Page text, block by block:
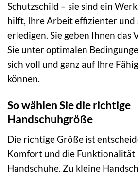
Schutzschild – sie sind ein
hilft, Ihre Arbeit effizienter und
erledigen. Sie geben Ihnen das
Sie unter optimalen
sich voll und ganz auf Ihre
können.
So wählen Sie die richtige
Handschuhgröße
Die richtige Größe ist
Komfort und die Funktionalität
Handschuhe. Zu kleine